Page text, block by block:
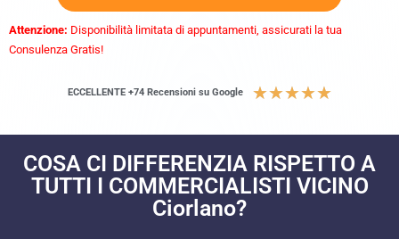
Attenzione: Disponibilità limitata di appuntamenti, assicurati la tua
Consulenza Gratis!
ECCELLENTE +74 Recensioni su Google ★★★★★
COSA CI DIFFERENZIA RISPETTO A
TUTTI I COMMERCIALISTI VICINO
Ciorlano?